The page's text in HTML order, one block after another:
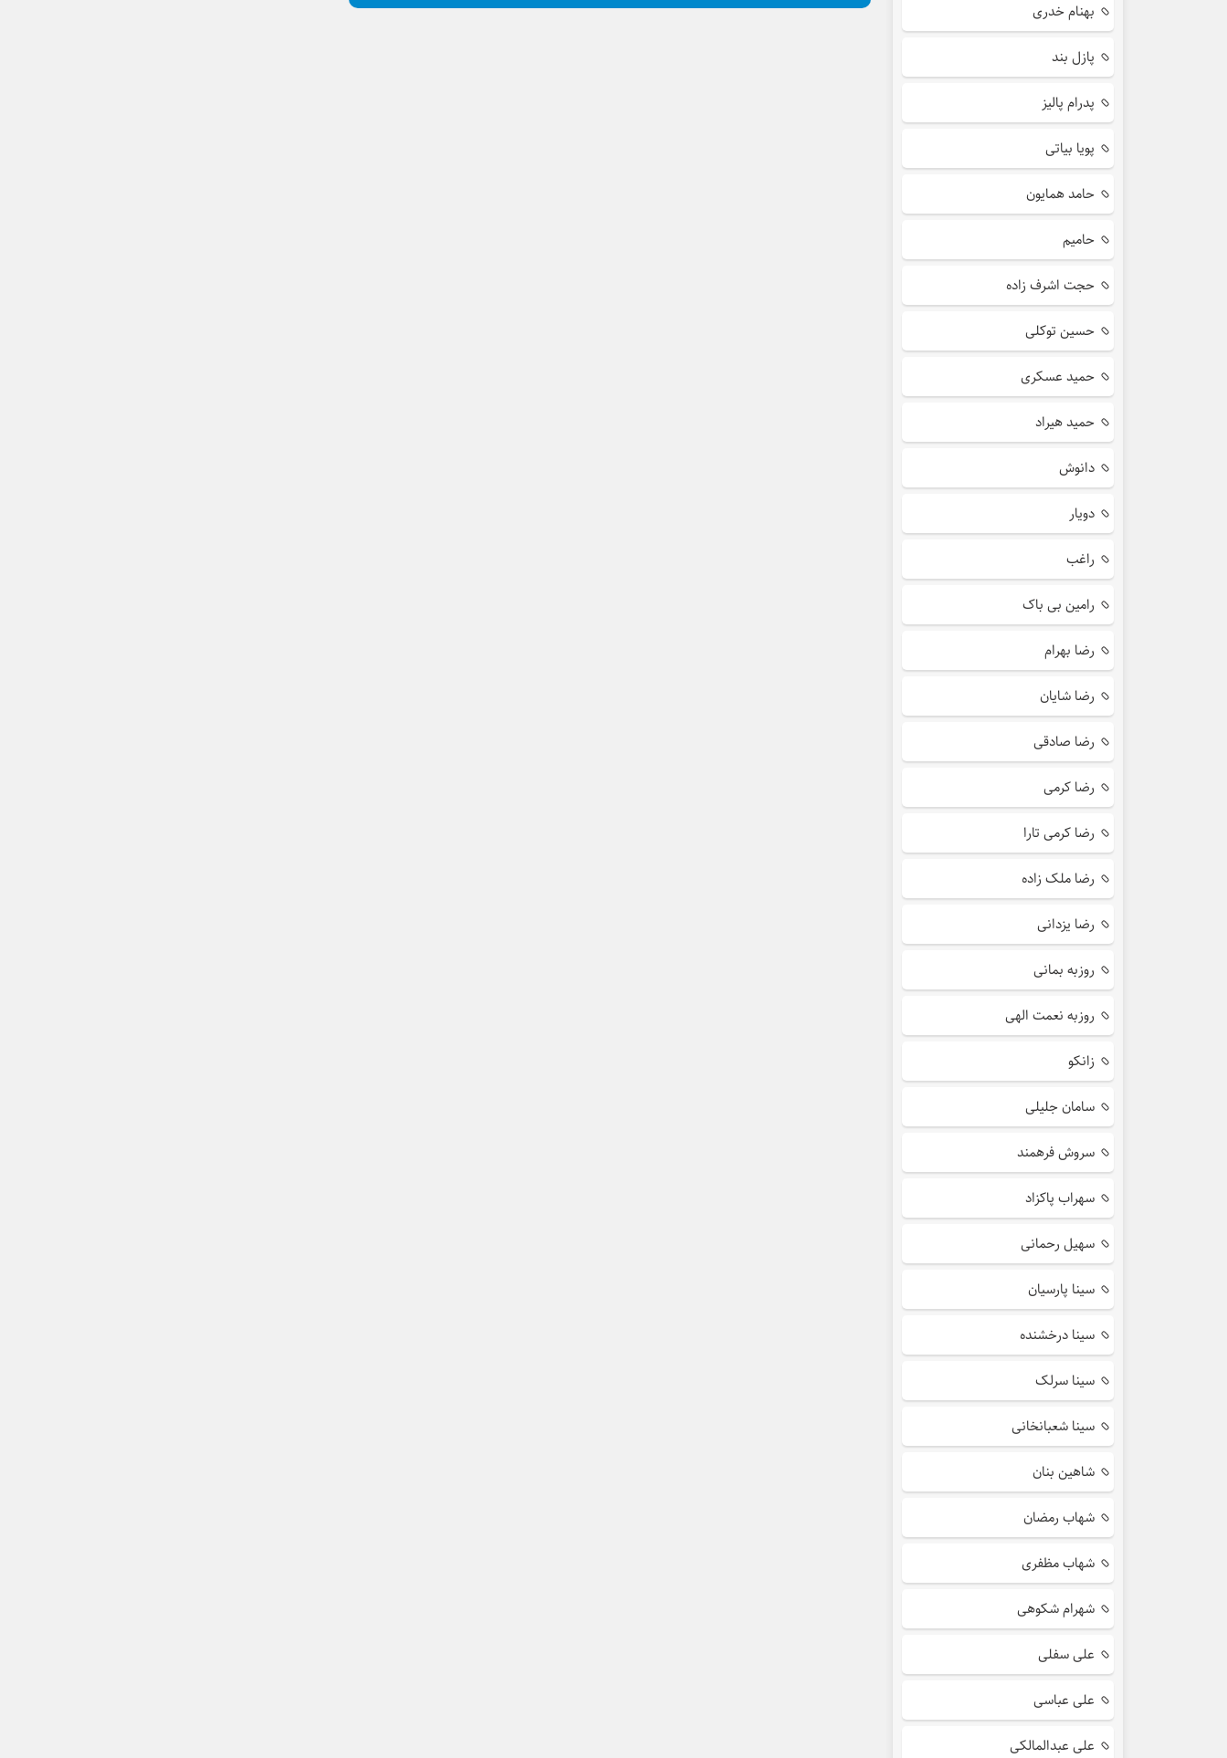
بهنام خدری
پازل بند
پدرام پالیز
پویا بیاتی
حامد همایون
حامیم
حجت اشرف زاده
حسین توکلی
حمید عسکری
حمید هیراد
دانوش
دویار
راغب
رامین بی باک
رضا بهرام
رضا شایان
رضا صادقی
رضا کرمی
رضا کرمی تارا
رضا ملک زاده
رضا یزدانی
روزبه بمانی
روزبه نعمت الهی
زانکو
سامان جلیلی
سروش فرهمند
سهراب پاکزاد
سهیل رحمانی
سینا پارسیان
سینا درخشنده
سینا سرلک
سینا شعبانخانی
شاهین بنان
شهاب رمضان
شهاب مظفری
شهرام شکوهی
علی سفلی
علی عباسی
علی عبدالمالکی